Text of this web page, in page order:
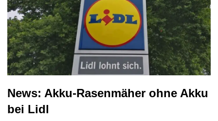
News: Akku-Rasenmäher ohne Akku
bei Lidl